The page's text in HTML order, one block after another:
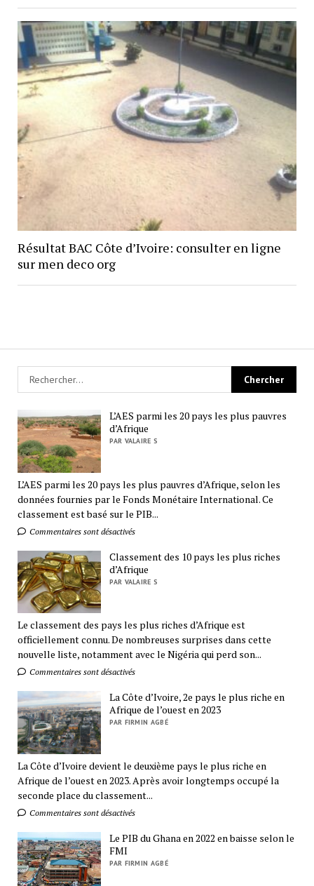
Résultat BAC Côte d’Ivoire: consulter en ligne
sur men deco org
L’AES parmi les 20 pays les plus pauvres
d’Afrique
PAR VALAIRE S
L’AES parmi les 20 pays les plus pauvres d’Afrique, selon les
données fournies par le Fonds Monétaire International. Ce
classement est basé sur le PIB...
Commentaires sont désactivés
Classement des 10 pays les plus riches
d’Afrique
PAR VALAIRE S
Le classement des pays les plus riches d’Afrique est
officiellement connu. De nombreuses surprises dans cette
nouvelle liste, notamment avec le Nigéria qui perd son...
Commentaires sont désactivés
La Côte d’Ivoire, 2e pays le plus riche en
Afrique de l’ouest en 2023
PAR FIRMIN AGBÉ
La Côte d’Ivoire devient le deuxième pays le plus riche en
Afrique de l’ouest en 2023. Après avoir longtemps occupé la
seconde place du classement...
Commentaires sont désactivés
Le PIB du Ghana en 2022 en baisse selon le
FMI
PAR FIRMIN AGBÉ